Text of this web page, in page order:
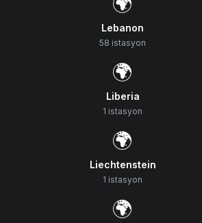
Lebanon
58 istasyon
🌍
Liberia
1 istasyon
🌍
Liechtenstein
1 istasyon
🌍